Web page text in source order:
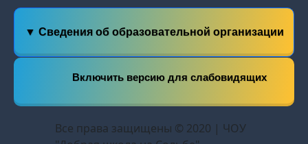
▼ Сведения об образовательной организации
Включить версию для слабовидящих
Все права защищены © 2020 | ЧОУ